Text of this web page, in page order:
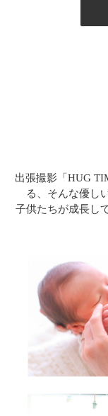
出張撮影「HUG
る、そんな優し
子供たちが成長し